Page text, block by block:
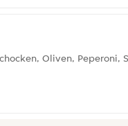
Oliven, Peperoni,